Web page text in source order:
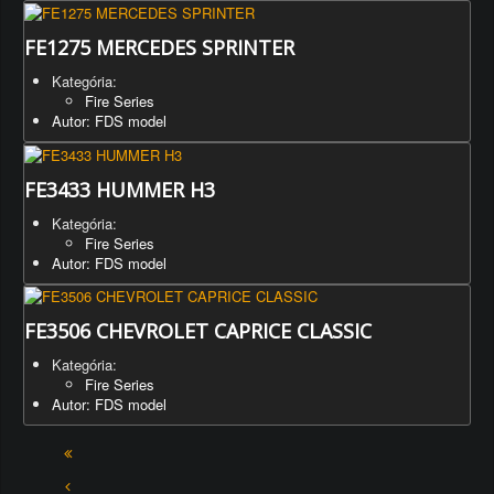
FE1275 MERCEDES SPRINTER
Kategória:
Fire Series
Autor: FDS model
FE3433 HUMMER H3
Kategória:
Fire Series
Autor: FDS model
FE3506 CHEVROLET CAPRICE CLASSIC
Kategória:
Fire Series
Autor: FDS model